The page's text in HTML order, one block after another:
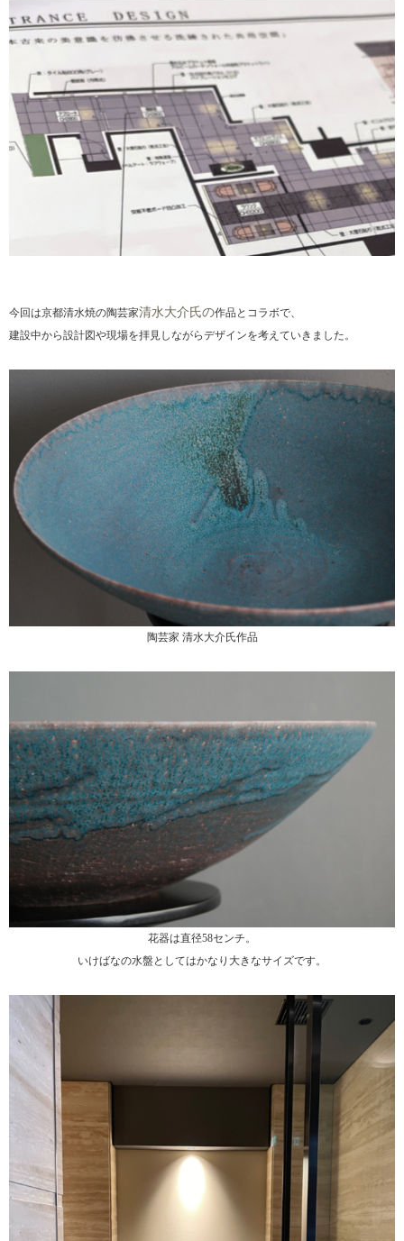
今回は京都清水焼の陶芸家清水大介氏の作品とコラボで、
建設中から設計図や現場を拝見しながらデザインを考えていきました。
陶芸家 清水大介氏作品
花器は直径58センチ。
いけばなの水盤としてはかなり大きなサイズです。